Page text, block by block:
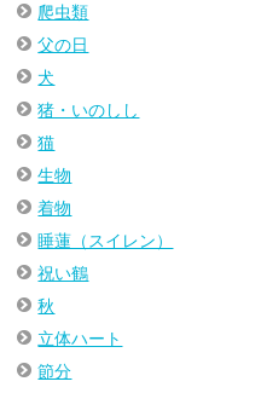
爬虫類
父の日
犬
猪・いのしし
猫
生物
着物
睡蓮（スイレン）
祝い鶴
秋
立体ハート
節分